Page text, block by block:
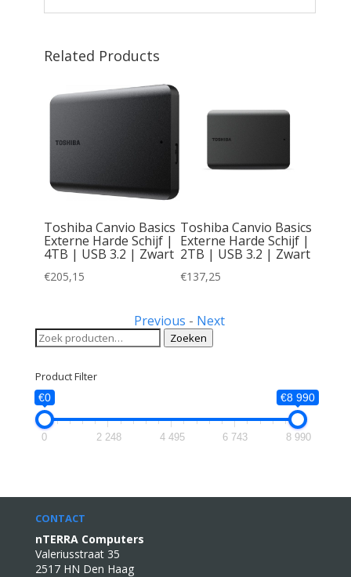
Related Products
Toshiba Canvio Basics
Externe Harde Schijf |
4TB | USB 3.2 | Zwart
€205,15
Toshiba Canvio Basics
Externe Harde Schijf |
2TB | USB 3.2 | Zwart
€137,25
Previous - Next
Zoeken
naar:
Zoeken
Product Filter
€0 €8 990
0 2 248 4 495 6 743 8 990
CONTACT
nTERRA Computers
Valeriusstraat 35
2517 HN Den Haag